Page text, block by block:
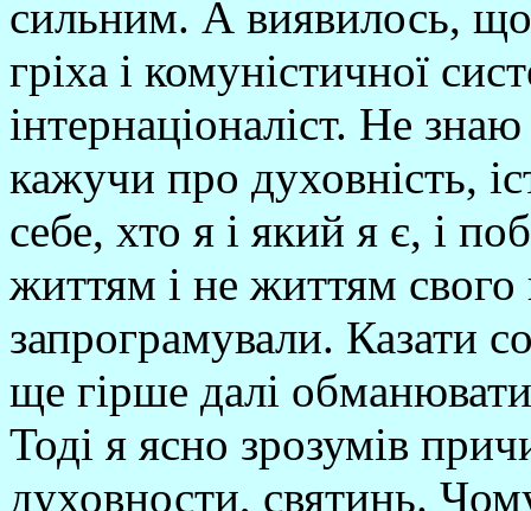
сильним. А виявилось,
гріха і комуністичної
інтернаціоналіст. Не
кажучи про духовність,
себе, хто я і який я є, і
життям і не життям
запрограмували. Казати
ще гірше далі
Тоді я ясно зрозумів
духовности, святинь.